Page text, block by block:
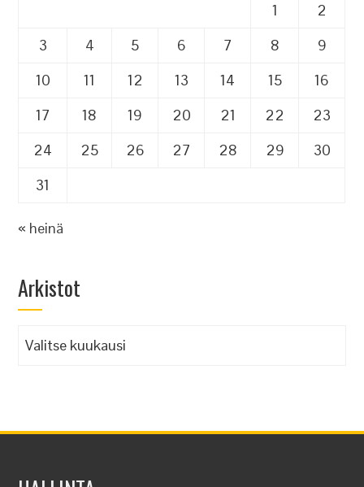
1
2
3
4 5 6 7 8
9
10
11 12 13 14 15
16
17
18 19 20 21 22
23
24
25 26 27 28 29
30
31
« heinä
Arkistot
Arkistot